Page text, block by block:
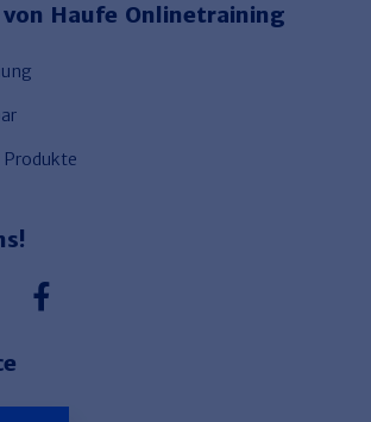
Haufe Onlinetraining
Produkte